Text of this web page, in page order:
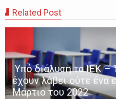
Related Post
Υπό διάλυση τα ΙΕΚ –
έχουν λάβει ούτε ένα
Μάρτιο του 2022